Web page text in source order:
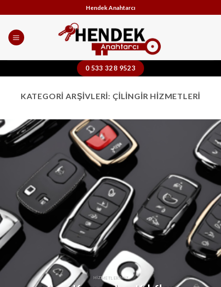
to
content
Hendek Anahtarcı
0 533 328 9523
KATEGORI ARŞIVLERI: ÇILINGIR HIZMETLERI
HIZMETLERIMIZ